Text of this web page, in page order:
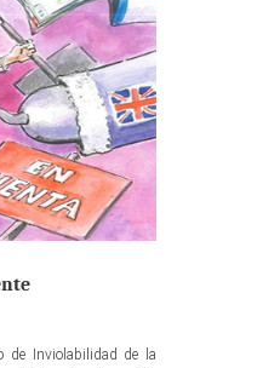
de Inviolabilidad de la